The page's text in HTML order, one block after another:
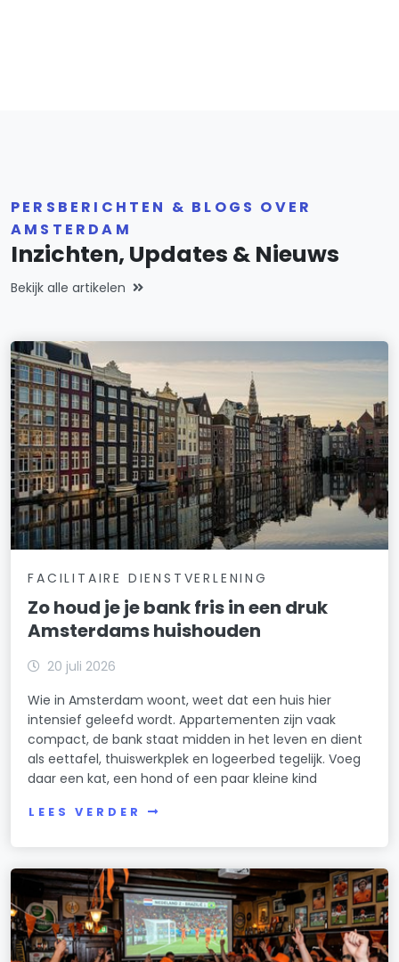
PERSBERICHTEN & BLOGS OVER
AMSTERDAM
Inzichten, Updates & Nieuws
Bekijk alle artikelen
FACILITAIRE DIENSTVERLENING
Zo houd je je bank fris in een druk
Amsterdams huishouden
20 juli 2026
Wie in Amsterdam woont, weet dat een huis hier
intensief geleefd wordt. Appartementen zijn vaak
compact, de bank staat midden in het leven en dient
als eettafel, thuiswerkplek en logeerbed tegelijk. Voeg
daar een kat, een hond of een paar kleine kind
LEES VERDER